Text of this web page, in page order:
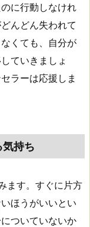
に行動しなけれ
んどん失われて
くても、自分が
ていきましょ
ラーは応援しま
持ち
ます。すぐに片方
ほうがいいとい
ついていないか